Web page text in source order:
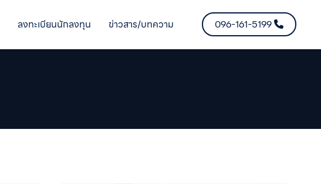
ลงทะเบียนนักลงทุน ข่าวสาร/บทความ 096-161-5199